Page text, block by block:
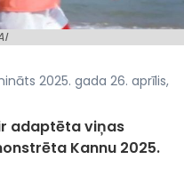
2025. gada 26. aprīlis,
adaptēta viņas
Kannu 2025.